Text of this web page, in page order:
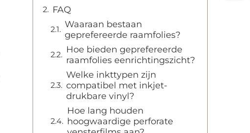
FAQ
Waaraan bestaan
geprefereerde raamfolies?
Hoe bieden geprefereerde
raamfolies eenrichtingszicht?
Welke inkttypen zijn
compatibel met inkjet-
drukbare vinyl?
Hoe lang houden
hoogwaardige perforate